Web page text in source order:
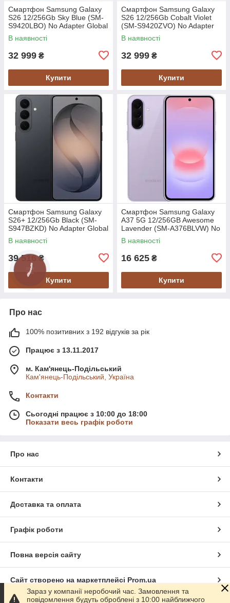
Смартфон Samsung Galaxy
S26 12/256Gb Sky Blue (SM-
S9420LBO) No Adapter Global
version
В наявності
32 999 ₴
Купити
Смартфон Samsung Galaxy
S26 12/256Gb Cobalt Violet
(SM-S9420ZVO) No Adapter
Global version
В наявності
32 999 ₴
Купити
Смартфон Samsung Galaxy
S26+ 12/256Gb Black (SM-
S947BZKD) No Adapter Global
version
В наявності
39 516₴
Купити
Смартфон Samsung Galaxy
A37 5G 12/256GB Awesome
Lavender (SM-A376BLVW) No
Adapter MY
В наявності
16 625 ₴
Купити
Про нас
100% позитивних з 192 відгуків за рік
Працює з 13.11.2017
м. Кам'янець-Подільський
Кам'янець-Подільський, Україна
Контакти
Сьогодні працює з 10:00 до 18:00
Показати весь графік роботи
Про нас
Контакти
Доставка та оплата
Графік роботи
Повна версія сайту
Сайт створено на маркетплейсі Prom.ua
Зараз у компанії неробочий час. Замовлення та
повідомлення будуть оброблені з 10:00 найближчого